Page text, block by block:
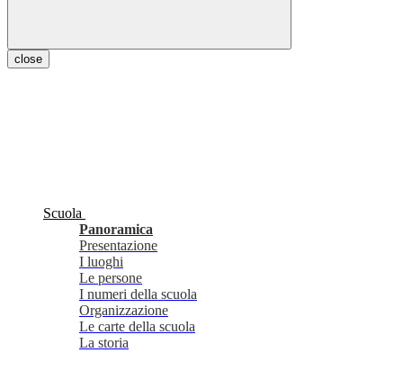
close
Scuola
Panoramica
Presentazione
I luoghi
Le persone
I numeri della scuola
Organizzazione
Le carte della scuola
La storia